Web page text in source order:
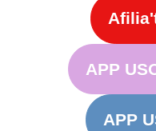
APP
APP